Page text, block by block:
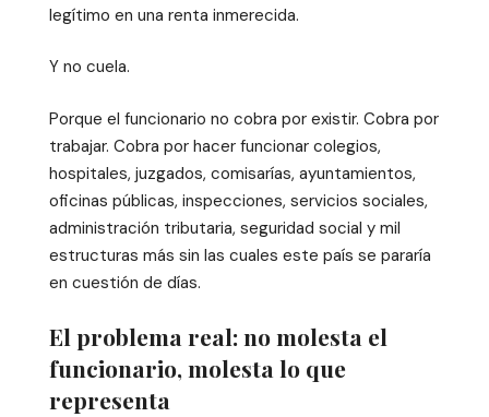
legítimo en una renta inmerecida.
Y no cuela.
Porque el funcionario no cobra por existir. Cobra por
trabajar. Cobra por hacer funcionar colegios,
hospitales, juzgados, comisarías, ayuntamientos,
oficinas públicas, inspecciones, servicios sociales,
administración tributaria, seguridad social y mil
estructuras más sin las cuales este país se pararía
en cuestión de días.
El problema real: no molesta el
funcionario, molesta lo que
representa